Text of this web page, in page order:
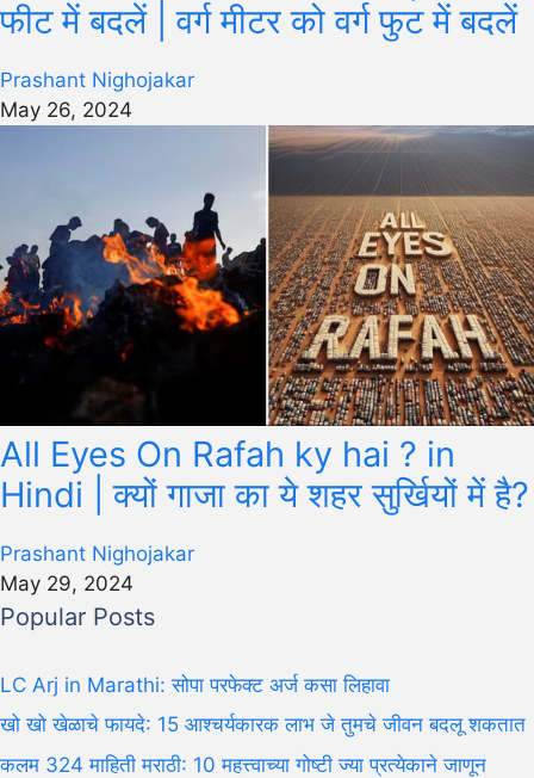
फीट में बदलें | वर्ग मीटर को वर्ग फुट में बदलें
Prashant Nighojakar
May 26, 2024
All Eyes On Rafah ky hai ? in
Hindi | क्यों गाजा का ये शहर सुर्खियों में है?
Prashant Nighojakar
May 29, 2024
Popular Posts
LC Arj in Marathi: सोपा परफेक्ट अर्ज कसा लिहावा
खो खो खेळाचे फायदे: 15 आश्चर्यकारक लाभ जे तुमचे जीवन बदलू शकतात
कलम 324 माहिती मराठी: 10 महत्त्वाच्या गोष्टी ज्या प्रत्येकाने जाणून